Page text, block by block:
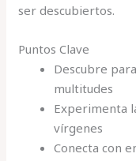
ser descubiertos.
Puntos Clave
Descubre
multitudes
Experimenta
vírgenes
Conecta con